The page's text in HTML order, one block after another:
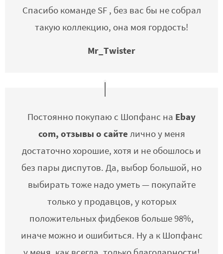
Спасибо команде SF , без вас бы не собрал
такую коллекцию, она моя гордость!
Mr_Twister
Постоянно покупаю с Шопфанс на Ebay
com, отзывы о сайте лично у меня
достаточно хорошие, хотя и не обошлось и
без пары диспутов. Да, выбор большой, но
выбирать тоже надо уметь — покупайте
только у продавцов, у которых
положительных фидбеков больше 98%,
иначе можно и ошибиться. Ну а к Шопфанс